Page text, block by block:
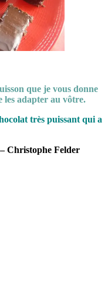
que je vous donne
les adapter au vôtre.
très puissant qui a
Christophe Felder